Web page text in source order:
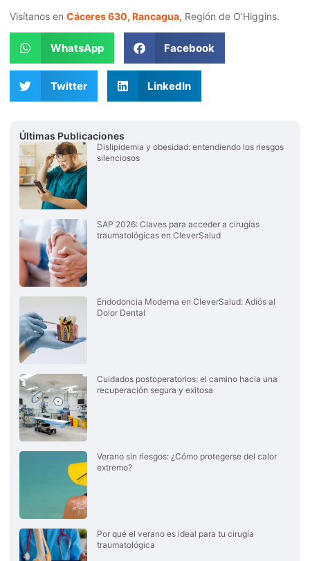
Visítanos en Cáceres 630, Rancagua, Región de O’Higgins.
WhatsApp Facebook
Twitter LinkedIn
Últimas Publicaciones
Dislipidemia y obesidad: entendiendo los riesgos
silenciosos
SAP 2026: Claves para acceder a cirugías
traumatológicas en CleverSalud
Endodoncia Moderna en CleverSalud: Adiós al
Dolor Dental
Cuidados postoperatorios: el camino hacia una
recuperación segura y exitosa
Verano sin riesgos: ¿Cómo protegerse del calor
extremo?
Por qué el verano es ideal para tu cirugía
traumatológica